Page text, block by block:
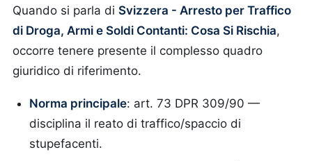
Quando si parla di Svizzera - Arresto per Traffico
di Droga, Armi e Soldi Contanti: Cosa Si Rischia,
occorre tenere presente il complesso quadro
giuridico di riferimento.
Norma principale: art. 73 DPR 309/90 —
disciplina il reato di traffico/spaccio di
stupefacenti.